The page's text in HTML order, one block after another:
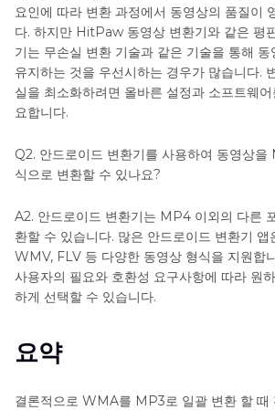
요인에 따라 변환 과정에서 동영상의 품질이
다. 하지만 HitPaw 동영상 변환기와 같은 평
기는 무손실 변환 기술과 같은 기술을 통해
유지하는 것을 우선시하는 경우가 많습니다.
실을 최소화하려면 올바른 설정과 소프트웨
요합니다.
Q2. 안드로이드 변환기를 사용하여 동영상
식으로 변환할 수 있나요?
A2. 안드로이드 변환기는 MP4 이외의 다른
환할 수 있습니다. 많은 안드로이드 변환기
WMV, FLV 등 다양한 동영상 형식을 지원합
사용자의 필요와 호환성 요구사항에 따라 원
하게 선택할 수 있습니다.
요약
결론적으로 WMA를 MP3로 일괄 변환 할 때